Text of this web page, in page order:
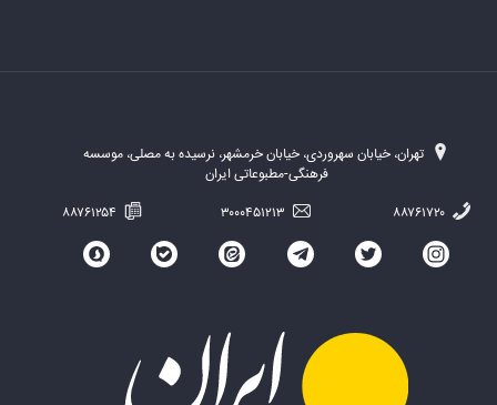
تهران، خیابان سهروردی، خیابان خرمشهر، نرسیده به مصلی، موسسه
فرهنگی-مطبوعاتی ایران